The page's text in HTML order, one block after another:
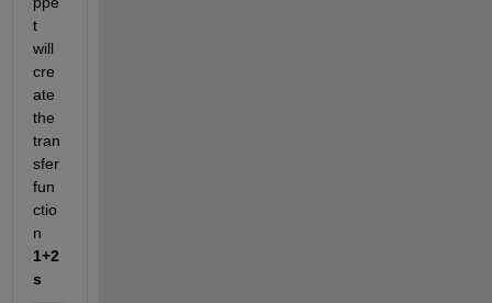
t
will
cre
ate
the
tran
sfer
fun
ctio
1+2
s